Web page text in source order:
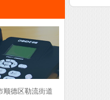
顺德区勒流街道